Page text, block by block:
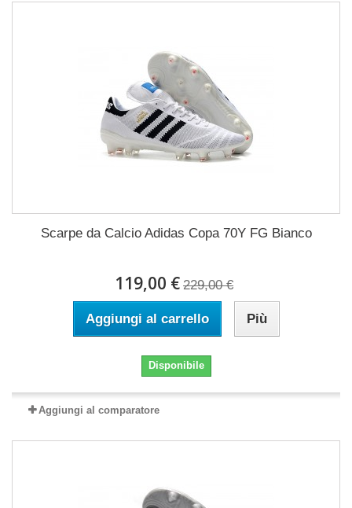
Scarpe da Calcio Adidas Copa 70Y FG Bianco
119,00 € 229,00 €
Aggiungi al carrello Più
Disponibile
Aggiungi al comparatore